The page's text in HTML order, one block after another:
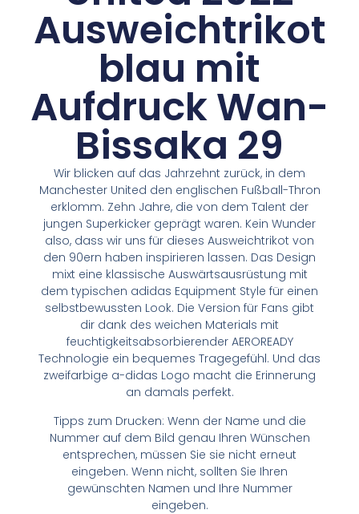
Ausweichtrikot
blau mit
Aufdruck Wan-
Bissaka 29
Wir blicken auf das Jahrzehnt zurück, in dem
Manchester United den englischen Fußball-Thron
erklomm. Zehn Jahre, die von dem Talent der
jungen Superkicker geprägt waren. Kein Wunder
also, dass wir uns für dieses Ausweichtrikot von
den 90ern haben inspirieren lassen. Das Design
mixt eine klassische Auswärtsausrüstung mit
dem typischen adidas Equipment Style für einen
selbstbewussten Look. Die Version für Fans gibt
dir dank des weichen Materials mit
feuchtigkeitsabsorbierender AEROREADY
Technologie ein bequemes Tragegefühl. Und das
zweifarbige a-didas Logo macht die Erinnerung
an damals perfekt.
Tipps zum Drucken: Wenn der Name und die
Nummer auf dem Bild genau Ihren Wünschen
entsprechen, müssen Sie sie nicht erneut
eingeben. Wenn nicht, sollten Sie Ihren
gewünschten Namen und Ihre Nummer
eingeben.